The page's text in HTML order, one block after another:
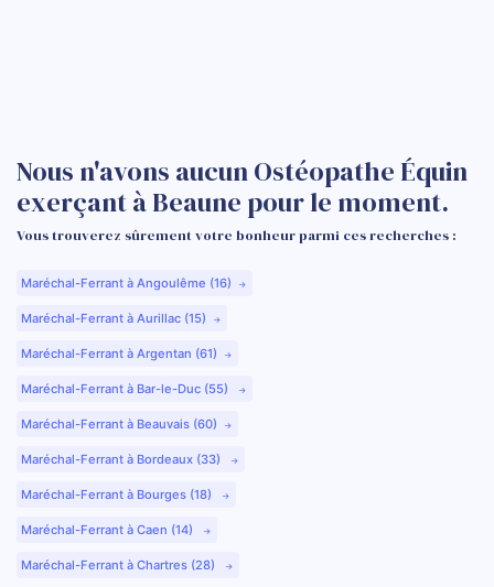
Nous n'avons aucun Ostéopathe Équin
exerçant à Beaune pour le moment.
Vous trouverez sûrement votre bonheur parmi ces recherches :
Maréchal-Ferrant à Angoulême (16)
Maréchal-Ferrant à Aurillac (15)
Maréchal-Ferrant à Argentan (61)
Maréchal-Ferrant à Bar-le-Duc (55)
Maréchal-Ferrant à Beauvais (60)
Maréchal-Ferrant à Bordeaux (33)
Maréchal-Ferrant à Bourges (18)
Maréchal-Ferrant à Caen (14)
Maréchal-Ferrant à Chartres (28)